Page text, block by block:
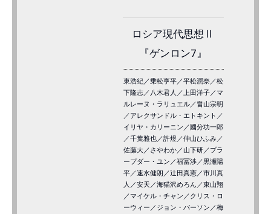
ロシア現代思想Ⅱ
『ゲンロン7』
東浩紀／乗松亨平／平松潤奈／松
下隆志／八木君人／上田洋子／マ
ルレーヌ・ラリュエル／畠山宗明
／アレクサンドル・エトキント／
イリヤ・カリーニン／國分功一郎
／千葉雅也／許煜／仲山ひふみ／
佐藤大／さやわか／山下研／プラ
ープダー・ユン／福冨渉／黒瀬陽
平／速水健朗／辻田真憲／市川真
人／安天／海猫沢めろん／東山翔
／マイケル・チャン／クリス・ロ
ーウィー／ジョン・パーソン／梅